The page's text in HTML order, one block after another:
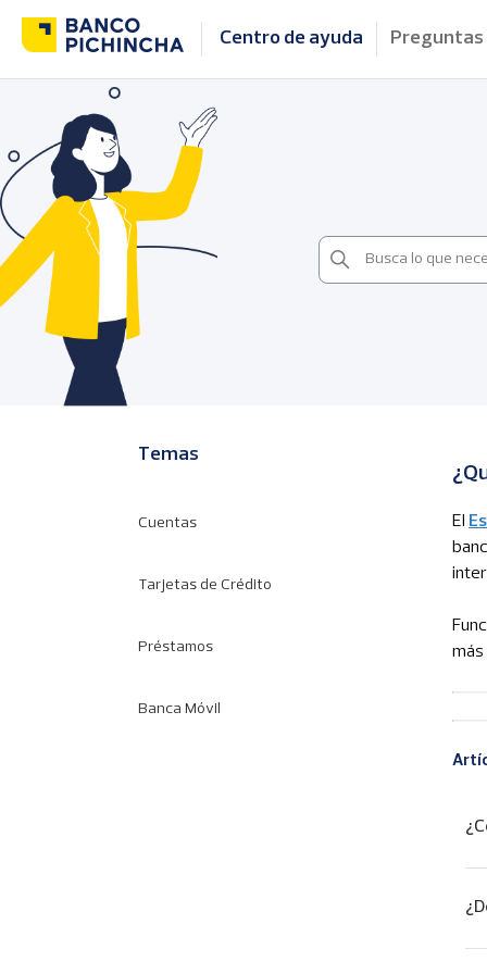
Centro de ayuda
Temas
Cuentas
Tarjetas de Crédito
Préstamos
Banca Móvil
El